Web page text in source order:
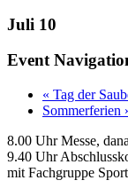
Juli 10
Event
« Tag der
Sommerferien
8.00 Uhr Messe,
9.40 Uhr
mit Fachgruppe Sport